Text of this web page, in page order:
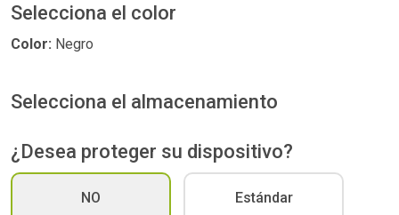
Selecciona el color
Color: Negro
Selecciona el almacenamiento
¿Desea proteger su dispositivo?
NO Estándar